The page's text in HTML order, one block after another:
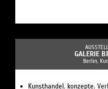
GALERIE
Berlin,
Kunsthandel. konzepte.